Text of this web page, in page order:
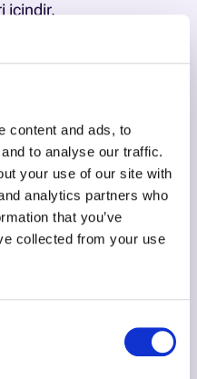
content and ads, to
to analyse our traffic.
your use of our site with
analytics partners who
that you’ve
collected from your use
içindir.
artık hazır bir
kendisini kurar:
karakterin çevresini
mantığı burada oyun
10 yaş ve
bir bilgisayar ve
Programın bütününü
görebilirsiniz.
yaşlarda blok